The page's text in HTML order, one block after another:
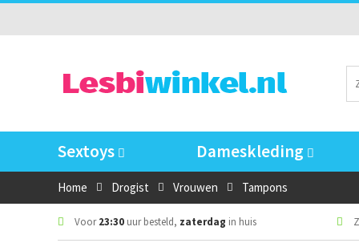
Sextoys Dameskleding
Home Drogist Vrouwen Tampons
Voor23:30 uur besteld, zaterdag in huis